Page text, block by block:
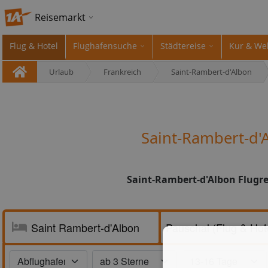
Reisemarkt
Flug & Hotel Flughafensuche Städtereise Kur &
Urlaub Frankreich Saint-Rambert-d'Albon
Saint-Rambert-
Saint-Rambert-d'Albon